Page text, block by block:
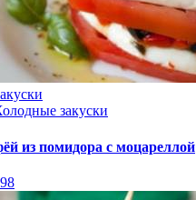
закуски
из помидора с моцареллой